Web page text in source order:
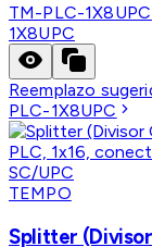
TM-PLC-1X8UPC
1X8UPC
Reemplazo
PLC-1X8UPC
TEMPO
Splitter